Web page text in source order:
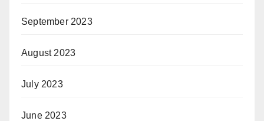
September 2023
August 2023
July 2023
June 2023